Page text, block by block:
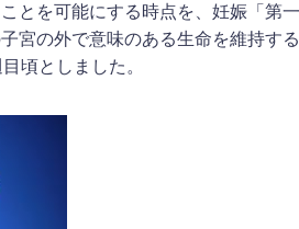
とを可能にする時点を、妊娠「第
宮の外で意味のある生命を維持す
頃としました。